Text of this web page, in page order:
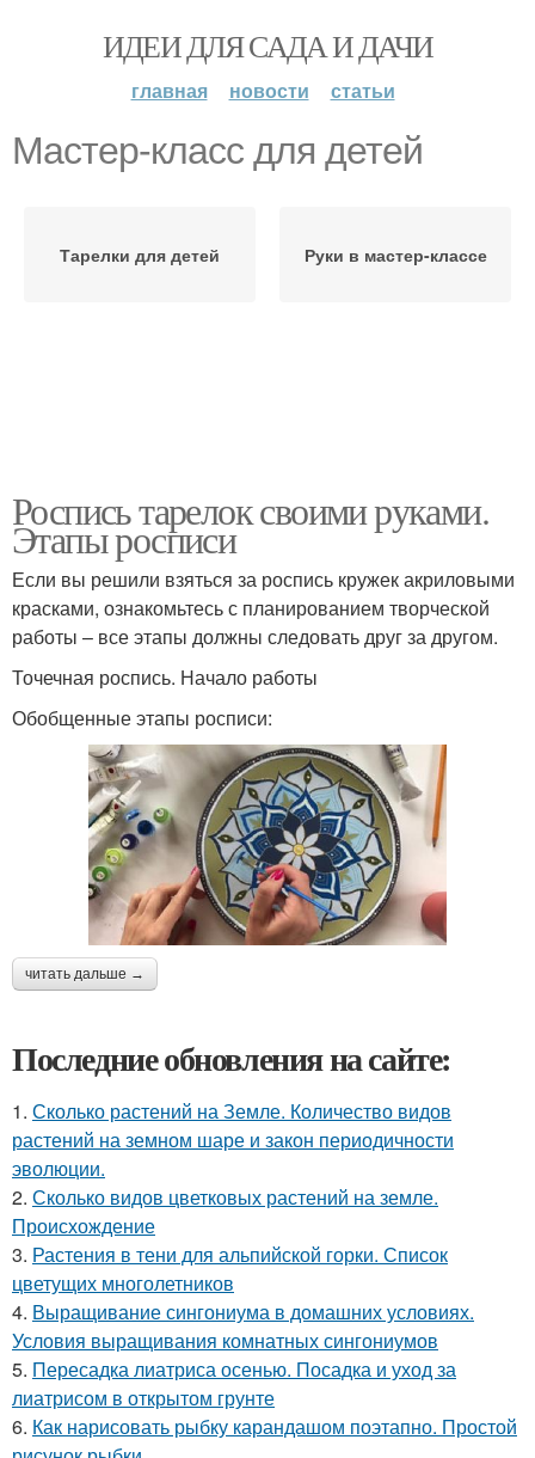
ИДЕИ ДЛЯ САДА И ДАЧИ
главная новости статьи
Мастер-класс для детей
Тарелки для детей Руки в мастер-классе
Роспись тарелок своими руками.
Этапы росписи
Если вы решили взяться за роспись кружек акриловыми
красками, ознакомьтесь с планированием творческой
работы – все этапы должны следовать друг за другом.
Точечная роспись. Начало работы
Обобщенные этапы росписи:
читать дальше →
Последние обновления на сайте:
1. Сколько растений на Земле. Количество видов
растений на земном шаре и закон периодичности
эволюции.
2. Сколько видов цветковых растений на земле.
Происхождение
3. Растения в тени для альпийской горки. Список
цветущих многолетников
4. Выращивание сингониума в домашних условиях.
Условия выращивания комнатных сингониумов
5. Пересадка лиатриса осенью. Посадка и уход за
лиатрисом в открытом грунте
6. Как нарисовать рыбку карандашом поэтапно. Простой